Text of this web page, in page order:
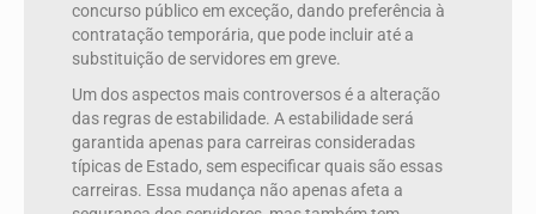
concurso público em exceção, dando preferência à
contratação temporária, que pode incluir até a
substituição de servidores em greve.
Um dos aspectos mais controversos é a alteração
das regras de estabilidade. A estabilidade será
garantida apenas para carreiras consideradas
típicas de Estado, sem especificar quais são essas
carreiras. Essa mudança não apenas afeta a